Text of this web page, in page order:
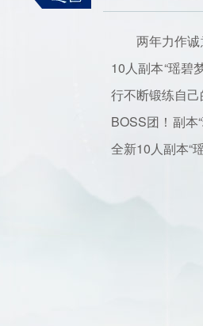
两年力作诚意
10人副本“瑶碧
行不断锻练自
BOSS团！副
全新10人副本“